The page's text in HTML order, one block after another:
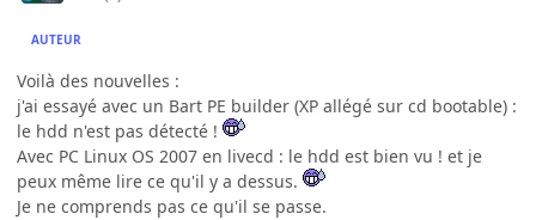
AUTEUR
Voilà des nouvelles :
j'ai essayé avec un Bart PE builder (XP allégé sur cd bootable) :
le hdd n'est pas détecté !
Avec PC Linux OS 2007 en livecd : le hdd est bien vu ! et je
peux même lire ce qu'il y a dessus.
Je ne comprends pas ce qu'il se passe.